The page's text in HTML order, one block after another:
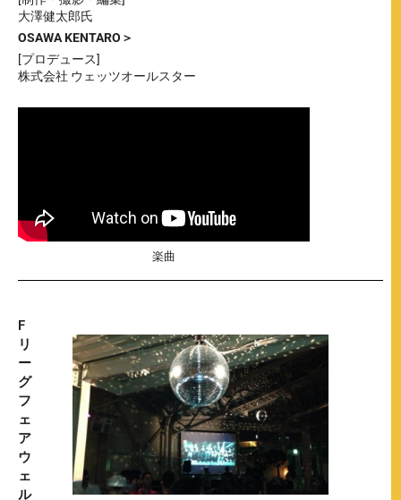
大澤健太郎氏
OSAWA KENTARO＞
[プロデュース]
株式会社 ウェッツオールスター
楽曲
F
リ
ー
グ
フ
ェ
ア
ウ
ェ
ル